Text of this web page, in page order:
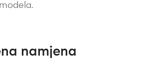
namjena